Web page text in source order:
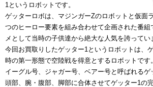
1というロボットです。
ゲッターロボは、マジンガーZのロボットと仮面
つのヒーロー要素を組み合わせて企画された番組
メとして当時の子供達から絶大な人気を誇ってい
今回お買取りしたゲッター1というロボットは、
時の第一形態で空陸戦を得意とするロボットです。
イーグル号、ジャガー号、ベアー号と呼ばれる
頭部、腕・腹部、脚部に合体させてゲッター1の